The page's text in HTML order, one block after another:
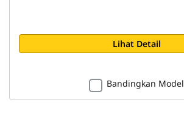
Lihat Detail
Bandingkan Model